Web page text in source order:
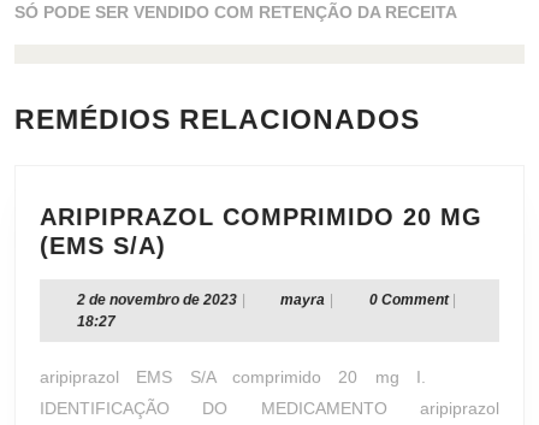
SÓ PODE SER VENDIDO COM RETENÇÃO DA RECEITA
REMÉDIOS RELACIONADOS
ARIPIPRAZOL COMPRIMIDO 20 MG
(EMS S/A)
20
S/A)
2 de novembro de 20232
novembro
2023
mayra mayra 0 Comment
18:27
aripiprazol EMS S/A comprimido 20 mg I.
IDENTIFICAÇÃO DO MEDICAMENTO aripiprazol